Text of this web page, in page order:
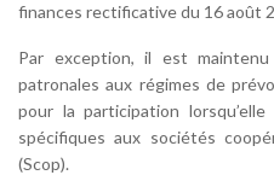
finances rectificative du 16 août
Par exception, il est
patronales aux régimes de
pour la participation
spécifiques aux sociétés
(Scop).